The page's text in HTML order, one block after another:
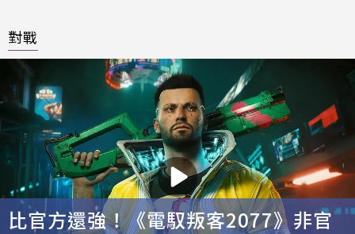
對戰
比官方還強！《電馭叛客2077》非官